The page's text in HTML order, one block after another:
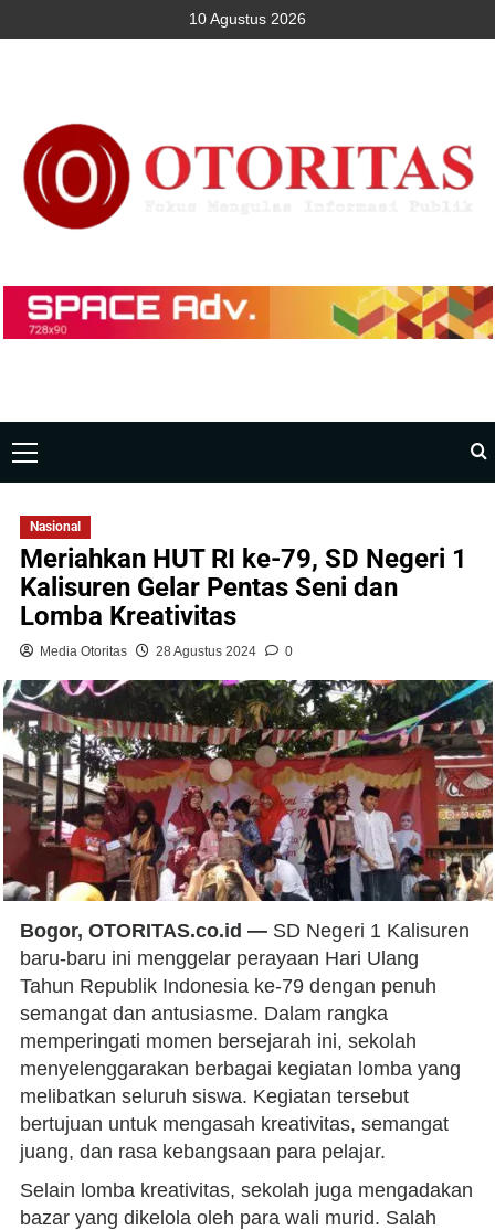
10 Agustus 2026
Nasional
Meriahkan HUT RI ke-79, SD Negeri 1
Kalisuren Gelar Pentas Seni dan
Lomba Kreativitas
Media Otoritas 28 Agustus 2024 0
Bogor, OTORITAS.co.id —SD Negeri 1 Kalisuren
baru-baru ini menggelar perayaan Hari Ulang
Tahun Republik Indonesia ke-79 dengan penuh
semangat dan antusiasme. Dalam rangka
memperingati momen bersejarah ini, sekolah
menyelenggarakan berbagai kegiatan lomba yang
melibatkan seluruh siswa. Kegiatan tersebut
bertujuan untuk mengasah kreativitas, semangat
juang, dan rasa kebangsaan para pelajar.
Selain lomba kreativitas, sekolah juga mengadakan
bazar yang dikelola oleh para wali murid. Salah